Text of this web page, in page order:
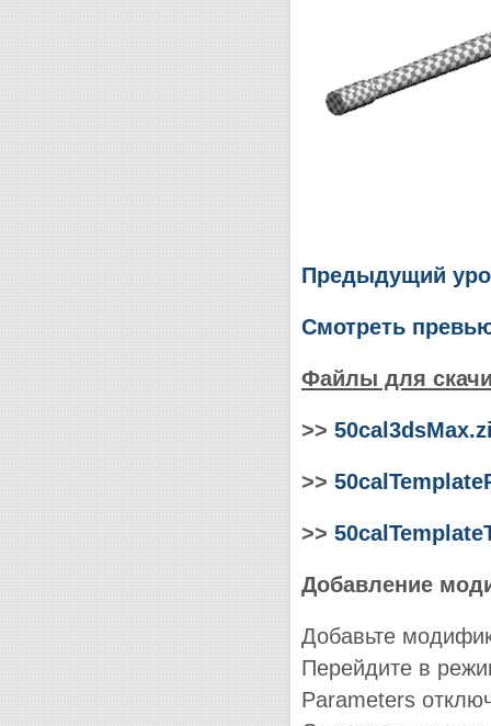
Предыдущий
Смотреть
Файлы для
>>
>>
>>
Добавление
Добавьте
Перейдите в
Parameters